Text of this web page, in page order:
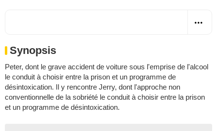
Synopsis
Peter, dont le grave accident de voiture sous l'emprise de l'alcool
le conduit à choisir entre la prison et un programme de
désintoxication. Il y rencontre Jerry, dont l'approche non
conventionnelle de la sobriété le conduit à choisir entre la prison
et un programme de désintoxication.